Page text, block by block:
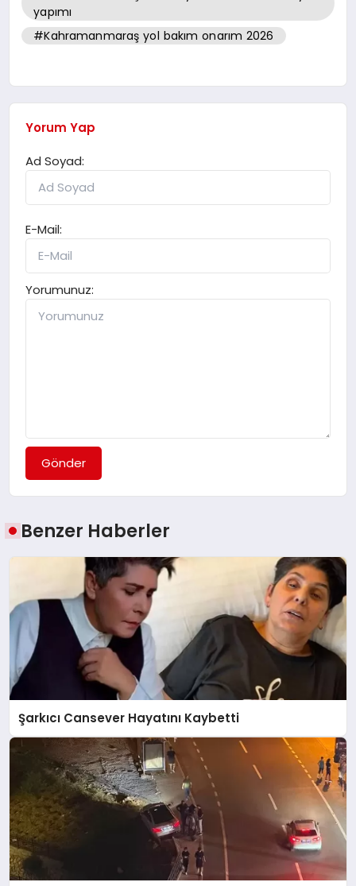
yapımı
#Kahramanmaraş yol bakım onarım 2026
Yorum Yap
Ad Soyad:
E-Mail:
Yorumunuz:
Gönder
Benzer Haberler
Şarkıcı Cansever Hayatını Kaybetti